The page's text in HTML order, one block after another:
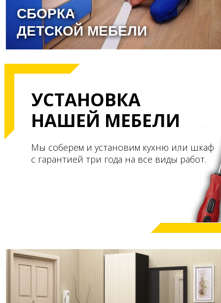
УСТАНОВКА
НАШЕЙ МЕБЕЛИ
Мы соберем и установим кухню или шкаф
с гарантией три года на все виды работ.
СБОРКА
ДЕТСКОЙ МЕБЕЛИ